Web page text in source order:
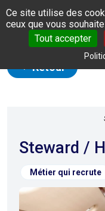
Panneau de gestion des
Ce site utilise des
ceux que vous
Tout accepter
Retour
Steward /
Métier qui recrute